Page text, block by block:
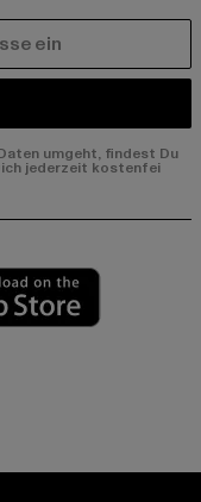
umgeht, findest Du
jederzeit kostenfei